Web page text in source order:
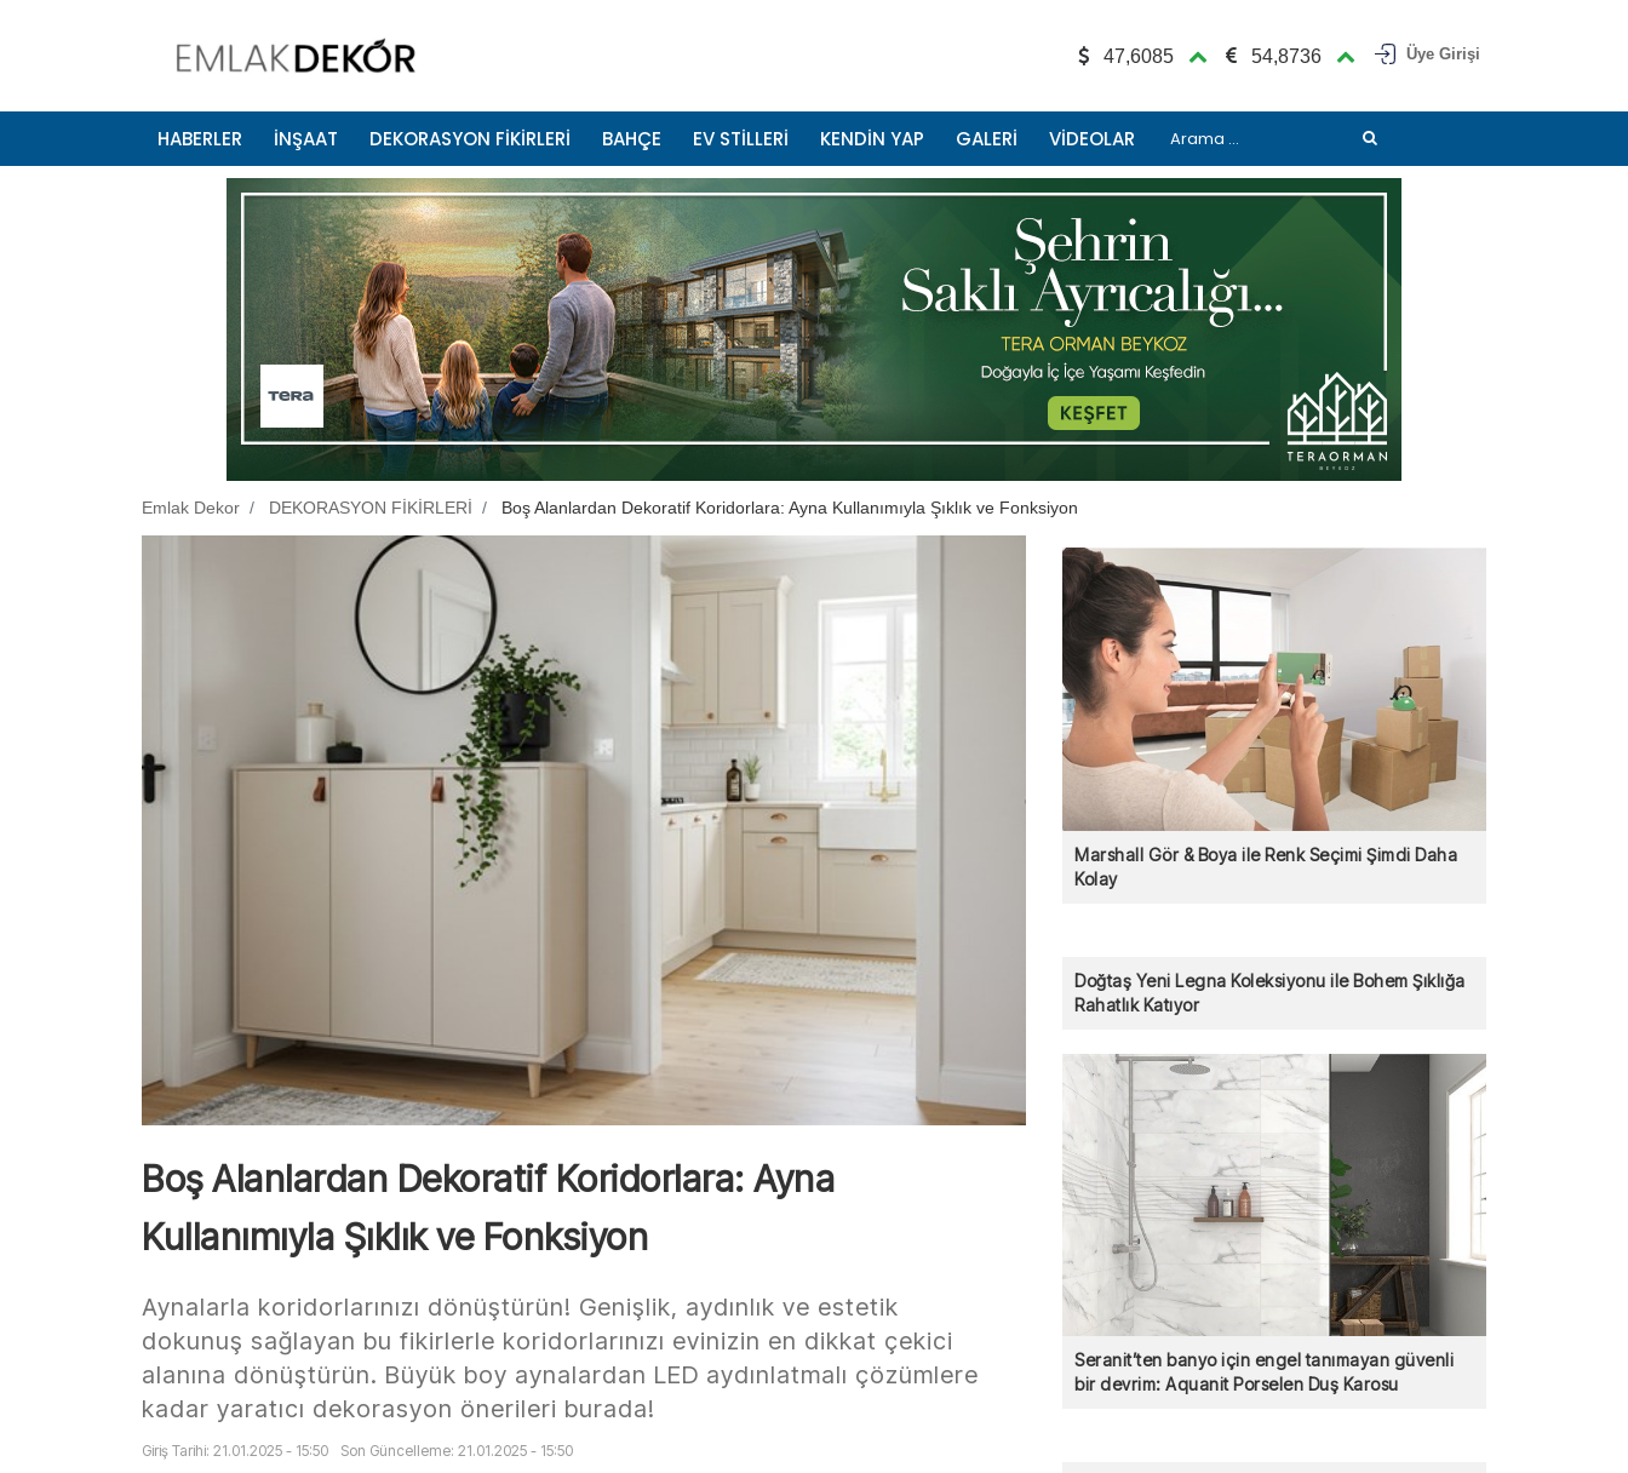
47,6085 54,8736 Üye Girişi
HABERLER İNŞAAT DEKORASYON FİKİRLERİ BAHÇE EV STİLLERİ KENDİN YAP GALERİ VİDEOLAR
Emlak Dekor DEKORASYON FİKİRLERİ Boş Alanlardan Dekoratif Koridorlara: Ayna Kullanımıyla Şıklık ve Fonksiyon
Boş Alanlardan Dekoratif Koridorlara: Ayna
Kullanımıyla Şıklık ve Fonksiyon
Aynalarla koridorlarınızı dönüştürün! Genişlik, aydınlık ve estetik
dokunuş sağlayan bu fikirlerle koridorlarınızı evinizin en dikkat çekici
alanına dönüştürün. Büyük boy aynalardan LED aydınlatmalı çözümlere
kadar yaratıcı dekorasyon önerileri burada!
Giriş Tarihi: 21.01.2025 - 15:50 Son Güncelleme: 21.01.2025 - 15:50
Marshall Gör & Boya ile Renk Seçimi Şimdi Daha
Kolay
Doğtaş Yeni Legna Koleksiyonu ile Bohem Şıklığa
Rahatlık Katıyor
Seranit’ten banyo için engel tanımayan güvenli
bir devrim: Aquanit Porselen Duş Karosu